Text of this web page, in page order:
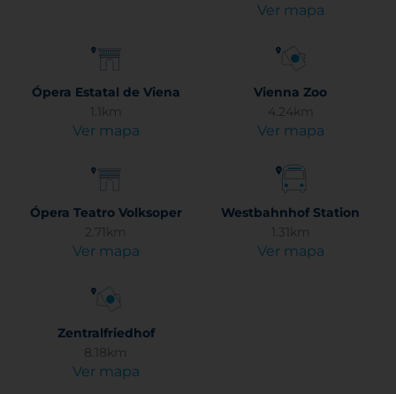
Ver mapa
Ópera Estatal de Viena
1.1km
Ver mapa
Vienna Zoo
4.24km
Ver mapa
Ópera Teatro Volksoper
2.71km
Ver mapa
Westbahnhof Station
1.31km
Ver mapa
Zentralfriedhof
8.18km
Ver mapa